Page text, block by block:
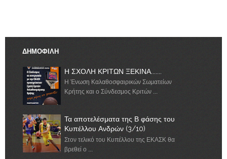
ΔΗΜΟΦΙΛΗ
Η ΣΧΟΛΗ ΚΡΙΤΩΝ ΞΕΚΙΝΑ.......
Η Ένωση Καλαθοσφαιρικών Σωματείων
Κρήτης και ο Σύνδεσμος Κριτών ...
Τα αποτελέσματα της Β φάσης του
Κυπέλλου Ανδρών (3/10)
Στον τελικό του Κυπέλλου της ΕΚΑΣΚ θα
βρεθεί ο ...